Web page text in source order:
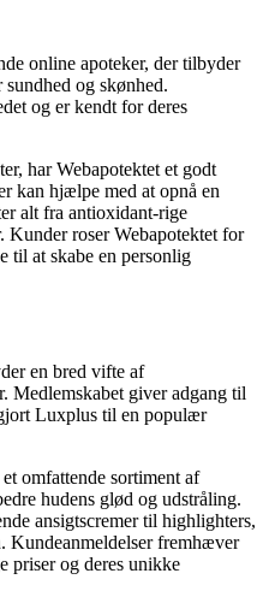
online apoteker, der tilbyder
og skønhed.
og er kendt for deres
har Webapotektet et godt
kan hjælpe med at opnå en
alt fra antioxidant-rige
Kunder roser Webapotektet for
til at skabe en personlig
en bred vifte af
Medlemskabet giver adgang til
Luxplus til en populær
omfattende sortiment af
hudens glød og udstråling.
ansigtscremer til highlighters,
Kundeanmeldelser fremhæver
priser og deres unikke